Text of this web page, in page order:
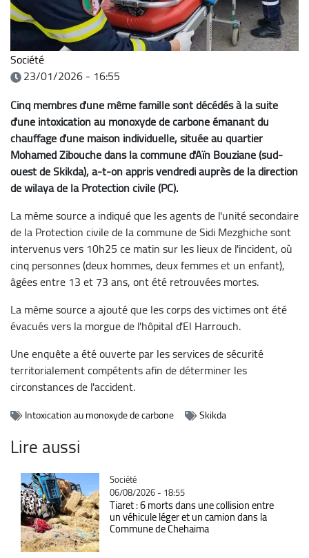
Société
23/01/2026 - 16:55
Cinq membres d'une même famille sont décédés à la suite
d'une intoxication au monoxyde de carbone émanant du
chauffage d'une maison individuelle, située au quartier
Mohamed Zibouche dans la commune d'Aïn Bouziane (sud-
ouest de Skikda), a-t-on appris vendredi auprès de la direction
de wilaya de la Protection civile (PC).
La même source a indiqué que les agents de l'unité secondaire
de la Protection civile de la commune de Sidi Mezghiche sont
intervenus vers 10h25 ce matin sur les lieux de l'incident, où
cinq personnes (deux hommes, deux femmes et un enfant),
âgées entre 13 et 73 ans, ont été retrouvées mortes.
La même source a ajouté que les corps des victimes ont été
évacués vers la morgue de l'hôpital d'El Harrouch.
Une enquête a été ouverte par les services de sécurité
territorialement compétents afin de déterminer les
circonstances de l'accident.
Intoxication au monoxyde de carbone Skikda
Lire aussi
Catégorie
Société
06/08/2026 - 18:55
Tiaret : 6 morts dans une collision entre
un véhicule léger et un camion dans la
Commune de Chehaima